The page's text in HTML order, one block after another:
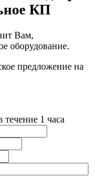
КП
Вам,
оборудование.
предложение на
течение 1 часа